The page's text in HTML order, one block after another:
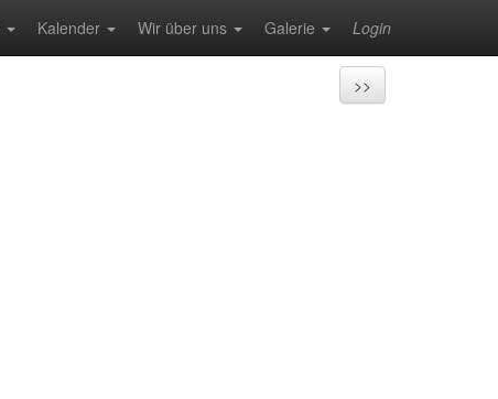
Kalender Wir über uns Galerie Login
>>